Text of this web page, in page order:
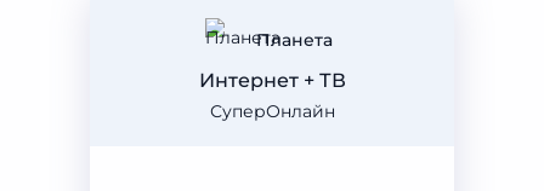
Планета
СуперОнлайн
Интернет + ТВ